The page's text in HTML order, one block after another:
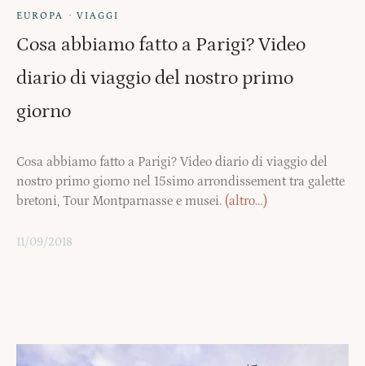
EUROPA · VIAGGI
Cosa abbiamo fatto a Parigi? Video
diario di viaggio del nostro primo
giorno
Cosa abbiamo fatto a Parigi? Video diario di viaggio del
nostro primo giorno nel 15simo arrondissement tra galette
bretoni, Tour Montparnasse e musei. (altro…)
11/09/2018